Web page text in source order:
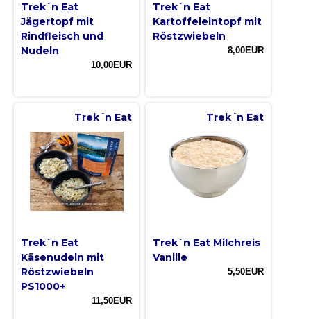
Trek´n Eat
Jägertopf mit
Rindfleisch und
Nudeln
10,00EUR
Trek´n Eat
Kartoffeleintopf mit
Röstzwiebeln
8,00EUR
Trek´n Eat
Trek´n Eat
Käsenudeln mit
Röstzwiebeln
PS1000+
11,50EUR
Trek´n Eat
Trek´n Eat Milchreis
Vanille
5,50EUR